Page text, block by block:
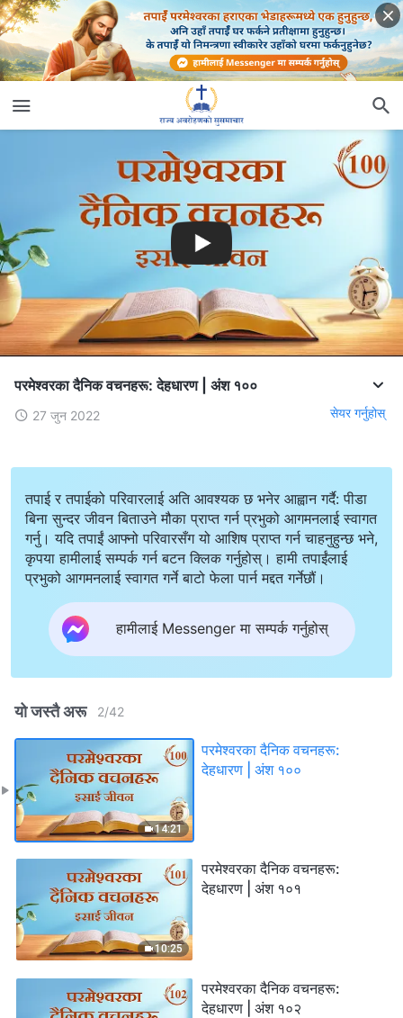
परमेश्‍वरका दैनिक वचनहरू: देहधारण | अंश १००
27 जुन 2022 सेयर गर्नुहोस्
तपाई र तपाईको परिवारलाई अति आवश्यक छ भनेर आह्वान गर्दै: पीडा
बिना सुन्दर जीवन बिताउने मौका प्राप्त गर्न प्रभुको आगमनलाई स्वागत
गर्नु। यदि तपाईं आफ्नो परिवारसँग यो आशिष प्राप्त गर्न चाहनुहुन्छ भने,
कृपया हामीलाई सम्पर्क गर्न बटन क्लिक गर्नुहोस्। हामी तपाईंलाई
प्रभुको आगमनलाई स्वागत गर्ने बाटो फेला पार्न मद्दत गर्नेछौं।
हामीलाई Messenger मा सम्पर्क गर्नुहोस्
यो जस्तै अरू 2/42
14:21
परमेश्‍वरका दैनिक वचनहरू:
देहधारण | अंश १००
10:25
परमेश्‍वरका दैनिक वचनहरू:
देहधारण | अंश १०१
परमेश्‍वरका दैनिक वचनहरू:
देहधारण | अंश १०२